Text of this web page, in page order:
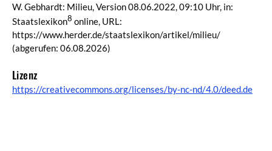
W. Gebhardt: Milieu, Version 08.06.2022, 09:10 Uhr, in:
Staatslexikon8 online, URL:
https://www.herder.de/staatslexikon/artikel/milieu/
(abgerufen: 06.08.2026)
Lizenz
https://creativecommons.org/licenses/by-nc-nd/4.0/deed.de